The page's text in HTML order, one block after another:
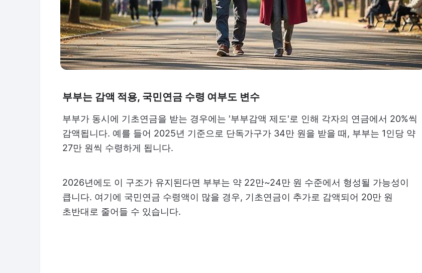
부부는 감액 적용, 국민연금 수령 여부도 변수
부부가 동시에 기초연금을 받는 경우에는 '부부감액 제도'로 인해 각자의 연금에서 20%씩
감액됩니다. 예를 들어 2025년 기준으로 단독가구가 34만 원을 받을 때, 부부는 1인당 약
27만 원씩 수령하게 됩니다.
2026년에도 이 구조가 유지된다면 부부는 약 22만~24만 원 수준에서 형성될 가능성이
큽니다. 여기에 국민연금 수령액이 많을 경우, 기초연금이 추가로 감액되어 20만 원
초반대로 줄어들 수 있습니다.